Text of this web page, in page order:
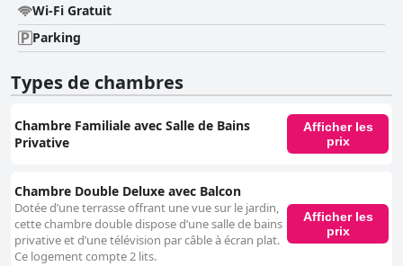
Wi-Fi Gratuit
Parking
Types de chambres
Chambre Familiale avec Salle de Bains
Privative
Afficher les
prix
Chambre Double Deluxe avec Balcon
Dotée d’une terrasse offrant une vue sur le jardin,
cette chambre double dispose d’une salle de bains
privative et d’une télévision par câble à écran plat.
Ce logement compte 2 lits.
Afficher les
prix